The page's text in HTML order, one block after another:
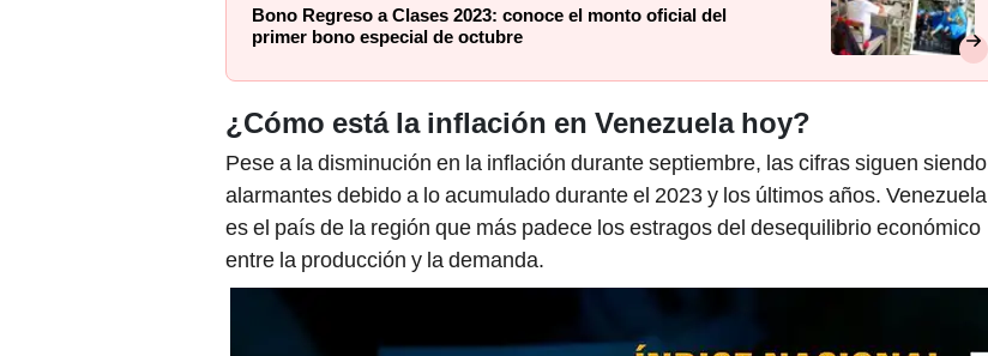
Bono Regreso a Clases 2023: conoce el monto oficial del
primer bono especial de octubre
¿Cómo está la inflación en Venezuela hoy?
Pese a la disminución en la inflación durante septiembre, las cifras siguen siendo
alarmantes debido a lo acumulado durante el 2023 y los últimos años. Venezuela
es el país de la región que más padece los estragos del desequilibrio económico
entre la producción y la demanda.